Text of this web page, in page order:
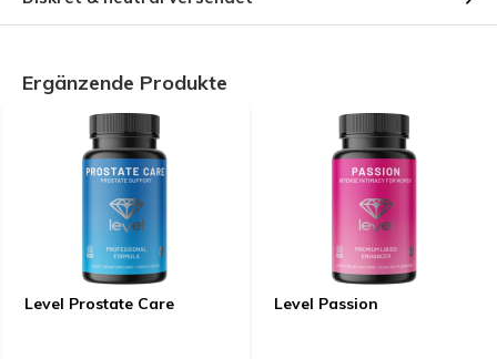
Ergänzende Produkte
Level Prostate Care Level Passion